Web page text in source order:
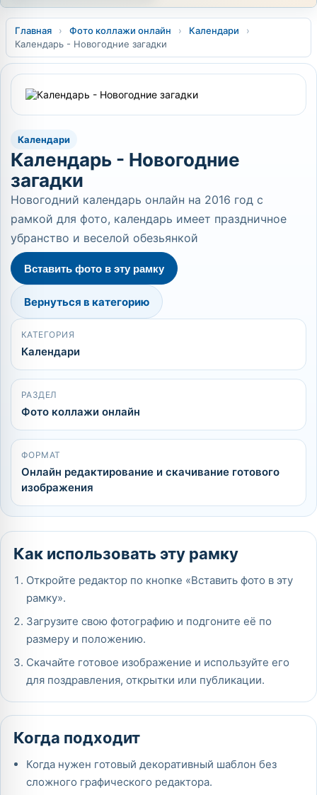
Главная › Фото коллажи онлайн › Календари
›
Календарь - Новогодние загадки
Календари
Календарь - Новогодние
загадки
Новогодний календарь онлайн на 2016 год с
рамкой для фото, календарь имеет праздничное
убранство и веселой обезьянкой
Вставить фото в эту рамку
Вернуться в категорию
КАТЕГОРИЯ
Календари
РАЗДЕЛ
Фото коллажи онлайн
ФОРМАТ
Онлайн редактирование и скачивание готового
изображения
Как использовать эту рамку
Откройте редактор по кнопке «Вставить фото в эту
рамку».
Загрузите свою фотографию и подгоните её по
размеру и положению.
Скачайте готовое изображение и используйте его
для поздравления, открытки или публикации.
Когда подходит
Когда нужен готовый декоративный шаблон без
сложного графического редактора.